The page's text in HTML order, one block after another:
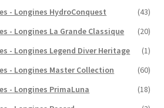
- Longines HydroConquest
(43)
- Longines La Grande Classique
(20)
- Longines Legend Diver Heritage
(1)
- Longines Master Collection
(60)
- Longines PrimaLuna
(18)